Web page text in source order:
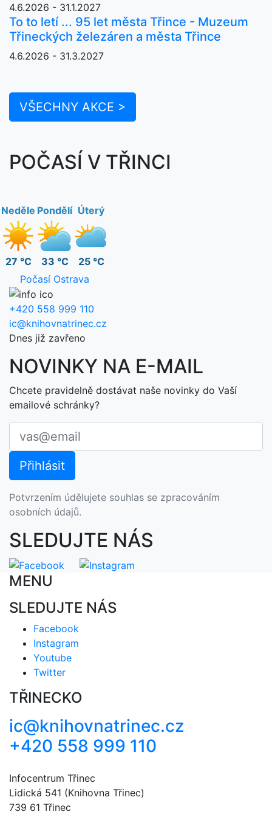
4.6.2026 - 31.1.2027
To to letí ... 95 let města Třince - Muzeum
Třineckých železáren a města Třince
4.6.2026 - 31.3.2027
VŠECHNY AKCE >
POČASÍ V TŘINCI
Neděle
27 °C
Pondělí
33 °C
Úterý
25 °C
Počasí Ostrava
+420 558 999 110
ic@knihovnatrinec.cz
Dnes již zavřeno
NOVINKY NA E-MAIL
Chcete pravidelně dostávat naše novinky do Vaší
emailové schránky?
Potvrzením údělujete souhlas se zpracováním
osobních údajů.
SLEDUJTE NÁS
MENU
SLEDUJTE NÁS
Facebook
Instagram
Youtube
Twitter
TŘINECKO
ic@knihovnatrinec.cz
+420 558 999 110
Infocentrum Třinec
Lidická 541 (Knihovna Třinec)
739 61 Třinec